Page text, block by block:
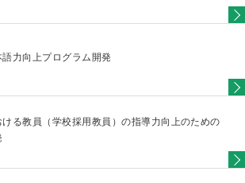
力向上プログラム開発
ける教員（学校採用教員）の指導力向上のための